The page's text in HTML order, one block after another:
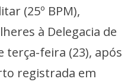
(25º BPM),
à Delegacia de
terça-feira (23), após
registrada em